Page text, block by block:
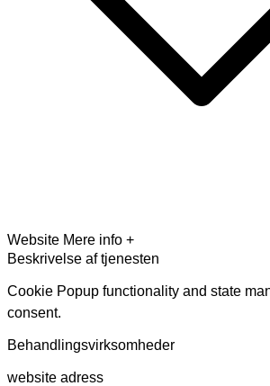
Website Mere info +
Beskrivelse af tjenesten
Cookie Popup functionality and state
consent.
Behandlingsvirksomheder
website adress